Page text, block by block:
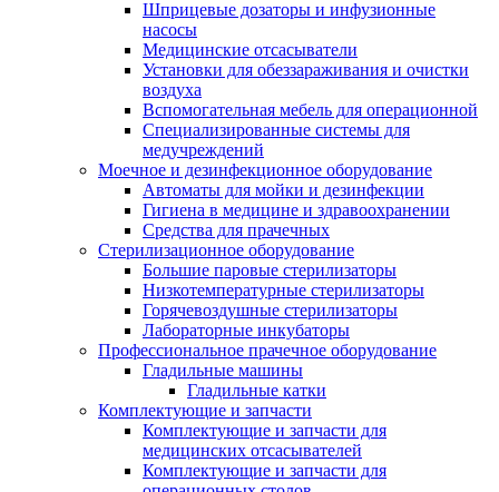
Шприцевые дозаторы и инфузионные
насосы
Медицинские отсасыватели
Установки для обеззараживания и очистки
воздуха
Вспомогательная мебель для операционной
Специализированные системы для
медучреждений
Моечное и дезинфекционное оборудование
Автоматы для мойки и дезинфекции
Гигиена в медицине и здравоохранении
Средства для прачечных
Стерилизационное оборудование
Большие паровые стерилизаторы
Низкотемпературные стерилизаторы
Горячевоздушные стерилизаторы
Лабораторные инкубаторы
Профессиональное прачечное оборудование
Гладильные машины
Гладильные катки
Комплектующие и запчасти
Комплектующие и запчасти для
медицинских отсасывателей
Комплектующие и запчасти для